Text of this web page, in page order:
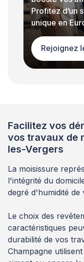
Profitez d’un
unique en
Rejoignez
Facilitez vos
vos travaux de
les-Vergers
La moisissure
l'intégrité du
degré d'humidité de
Le choix des
caractéristiques
durabilité de vos
Champagne